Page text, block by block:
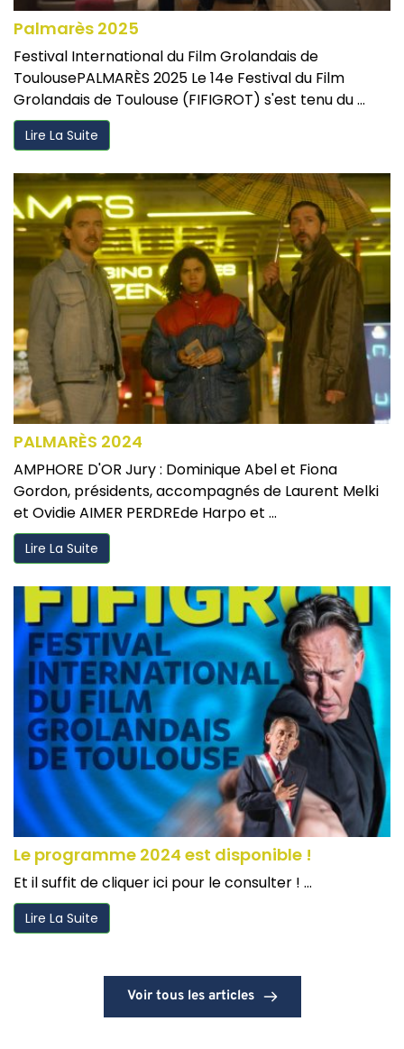
Palmarès 2025
Festival International du Film Grolandais de
ToulousePALMARÈS 2025 Le 14e Festival du Film
Grolandais de Toulouse (FIFIGROT) s'est tenu du ...
Lire La Suite
PALMARÈS 2024
AMPHORE D'OR Jury : Dominique Abel et Fiona
Gordon, présidents, accompagnés de Laurent Melki
et Ovidie AIMER PERDREde Harpo et ...
Lire La Suite
Le programme 2024 est disponible !
Et il suffit de cliquer ici pour le consulter ! ...
Lire La Suite
Voir tous les articles